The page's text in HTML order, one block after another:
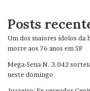
Posts
Um dos maiores ídolos da
morre aos 76 anos em SP
Mega-Sena N. 3.042
neste domingo